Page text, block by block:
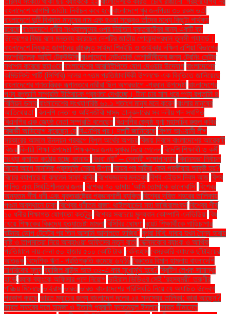
বাংলাদেশে আগামী জাতীয় নির্বাচন কবে হবে বাংলাদেশে খুব জনপ্রিয় ৩০ রকম ভর্তা
বাংলাদেশে দুটি বিখ্যাত মানুষের নাম এক হওয়া সত্ত্বেও তাঁদের মধ্যে কিছুটা পার্থক্য
রয়েছে বাংলাদেশে ধর্মীয় সংখ্যালঘুদের ওপর নির্যাতন যুক্তরাষ্ট্রের জন্য একটি বড়
উদ্বেগের বিষয় বলে মন্তব্য করেছেন দেশটির জাতীয় গোয়েন্দাপ্রধান তুলসী গ্যাবার্ড।
বাংলাদেশে নিযুক্ত জাপানের রাষ্ট্রদূত সাইদা শিনইচি ও জাইকার দক্ষিণ এশিয়া বিভাগের
মহাপরিচালক আইট টেরুইউকি বাংলাদেশে নেটওয়ার্ক পেশাজীবীদের জন্য ট্রেনিং সেন্টার
স্থাপন করেছে হুয়াওয়ে বাংলাদেশের আরসিইপিতে যোগ দেওয়ার উদ্যোগ বাংলাদেশের
কমিউনিস্ট পার্টি (সিপিবি) দলের ৭৭তম প্রতিষ্ঠাবার্ষিকী উপলক্ষে এক বিবৃতিতে জানিয়েছে
বাংলাদেশের গণতান্ত্রিক রূপান্তরে নারীরা ছিল অগ্রভাগে -প্রধান উপদেষ্টা বাংলাদেশের
পণ্য রপ্তানি সম্প্রতি ইতিবাচক প্রবণতা দেখাচ্ছে। টানা চার মাস ধরে পণ্য রপ্তানি ৪
বিলিয়ন ডলার বাংলাদেশের সংখ্যাগরিষ্ঠ ৬১.১ শতাংশ মানুষ মনে করেন বাংলার মানুষের
আতিথেয়তা' বিএনপি নেতা ও আইনজীবী মাসুদ তালুকদারের সব দলীয় পদ স্থগিত
বিএনপির এক জ্যেষ্ঠ নেতা সম্প্রতি বলেছেন বিএনপির জ্যেষ্ঠ যুগ্ম মহাসচিব রুহুল কবির
রিজভী অভিযোগ করেছেন যে বিএনপির পর। দলটি জানিয়েছে বিগত আওয়ামী লীগ
সরকারের আমলে উন্নয়ন প্রকল্পে বিপুল অর্থের অপচয় বিজয় দিবসে বাংলাদেশের আরেকটি
বিজয় বিদায়ী শিক্ষা উপদেষ্টা শিক্ষকদের জন্য সুখবর দিয়ে গেলেন বিদেশি শিক্ষার্থী ও কর্মী
সংখ্যা কমাতে কঠোর হচ্ছে কানাডা বিধবা নই” – দেবশ্রী গঙ্গোপাধ্যায় বিধানসভা নির্বাচন
বিয়ের আগে মানসিক প্রস্তুতি নেয়ার উপায় বিয়ের পর নারীরা কেন পরকীয়ায় আকৃষ্ট হয়?
বিয়ের ব্যাপারে যা বললেন সাফা কবির বিশেষজ্ঞদের মন্তব্য বিশ্ব এইডস দিবস আজ বিশ্ব
শান্তি এবং স্থিতিশীলতার জন্য বিশ্বের ৭০ ভাষায় 'আমি তোমাকে ভালোবাসি' বিশ্বের
অন্যতম শীর্ষ ধনী এবং যুক্তরাষ্ট্রের প্রভাবশালী ব্যক্তি বিশ্বের দূষিত শহরের তালিকায়
পঞ্চম অবস্থানে ঢাকা বিশ্বের ধনীতম রাজা: থাইল্যান্ডের মহা ভাজিরালংকর্ন বিশ্বের শীর্ষ
১০ ধনীর শিক্ষাগত যোগ্যতা কতটুকু বিশ্বের সবচেয়ে মূল্যবান কোম্পানি এনভিডিয়া বিষ
খেয়ে শিক্ষকের বিরুদ্ধে হত্যাচেষ্টা মামলা বিসিবির ঘোষণা বুয়েট শিক্ষার্থীকে গাড়িচাপার
ঘটনায় ডোপ টেস্টের পর তিন আসামি আদালতে হাজির" বুশরা বিবি: দাবায় যখন সৈন্য হারায়
বৃষ্টি ও তাপমাত্রা নিয়ে আবহাওয়া অফিসের নতুন বার্তা বেক্সিমকোর ব্যাংক ও আর্থিক
প্রতিষ্ঠানে দায়-দেনা ৫০ হাজার ৫০০ কোটি টাকা বেলিংহাম বেসরকারি ব্যাংকে ছাঁটাইয়ের
আতঙ্ক বৈদেশিক ঋণ - প্রতিশ্রুতি কমেছে ৬৭% বৈরুতের বিমান হামলায় বাংলাদেশি
নাগরিকের মৃত্যু ব্রাজিল রাউন্ড অফ ৩২-এ কার মুখোমুখি হবে? ব্রিটিশ লেখক সামান্থা
হার্ভে ব্র্যাক ব্যাংকে অফিসার পদে নিয়োগ ভাইরাল ভিডিওর সেই ‘রহস্যময়ী’ তরুণীর
পরিচয় মিলেছে ভাইরাস ভারত ভারত বাংলাদেশের পরিস্থিতি নিয়ে যে অযাচিত উদ্বেগ
প্রকাশ করছে ভারত ম্যাচের জন্য বাংলাদেশ দলের ২৪ সদস্যের তালিকা: কারা আছেন?
ভারত সফরের দলে হামজা ও ইতালি প্রবাসী ফাহমেদুল ইসলাম ভারত সীমান্তে